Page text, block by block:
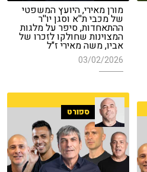
מורן מאירי, היועץ המשפטי
של מכבי ת''א וסגן יו''ר
ההתאחדות, סיפר על מלגות
המצוינות שחולקו לזכרו של
אביו, משה מאירי ז"ל
03/02/2026
ספורט